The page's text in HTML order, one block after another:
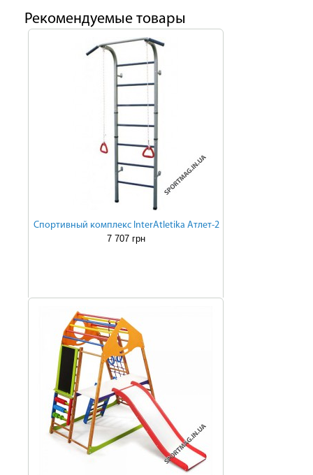
Рекомендуемые товары
Cпортивный комплекс InterAtletika Атлет-2
7 707 грн